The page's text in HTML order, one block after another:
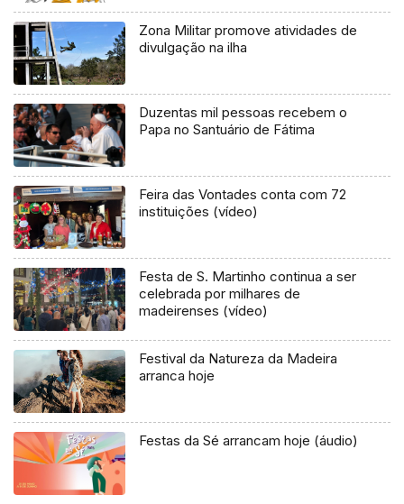
Zona Militar promove atividades de
divulgação na ilha
Duzentas mil pessoas recebem o
Papa no Santuário de Fátima
Feira das Vontades conta com 72
instituições (vídeo)
Festa de S. Martinho continua a ser
celebrada por milhares de
madeirenses (vídeo)
Festival da Natureza da Madeira
arranca hoje
Festas da Sé arrancam hoje (áudio)